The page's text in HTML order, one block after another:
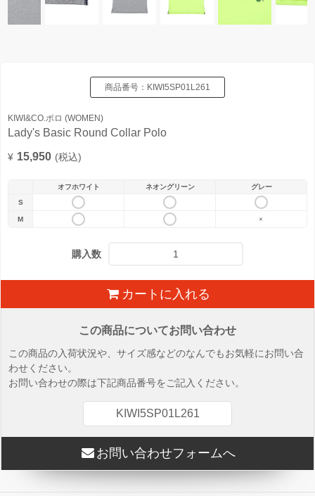
商品番号： KIWI5SP01L261
KIWI&CO.ポロ (WOMEN)
Lady's Basic Round Collar Polo
¥ 15,950 (税込)
オフホワイト ネオングリーン
グレー
S
M ×
購入数
カートに入れる
この商品についてお問い合わせ
この商品の入荷状況や、サイズ感などのなんでもお気軽にお問い合
わせください。
お問い合わせの際は下記商品番号をご記入ください。
KIWI5SP01L261
お問い合わせフォームへ